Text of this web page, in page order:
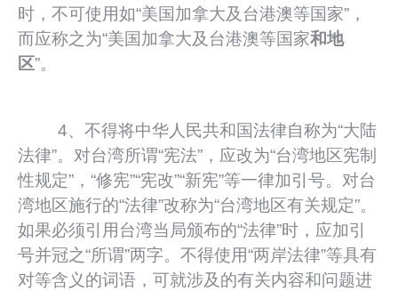
时，不可使用如“美国加拿大及台港澳等国家”，
而应称之为“美国加拿大及台港澳等国家和地
区”。
4、不得将中华人民共和国法律自称为“大陆
法律”。对台湾所谓“宪法”，应改为“台湾地区宪制
性规定”，“修宪”“宪改”“新宪”等一律加引号。对台
湾地区施行的“法律”改称为“台湾地区有关规定”。
如果必须引用台湾当局颁布的“法律”时，应加引
号并冠之“所谓”两字。不得使用“两岸法律”等具有
对等含义的词语，可就涉及的有关内容和问题进